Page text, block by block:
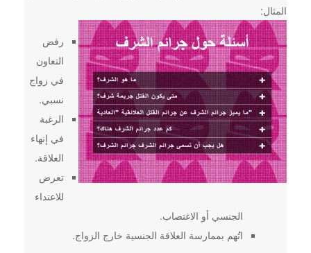
المثال:
رفض
التعاون
في زواج
نسبي.
الرغبة
في إنهاء
العلاقة.
تعرض
للاعتداء
الجنسي أو الاغتصاب.
اتُهم بممارسة العلاقة الجنسية خارج الزواج.